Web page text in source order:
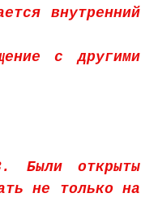
внутренний
с другими
Были открыты
не только на